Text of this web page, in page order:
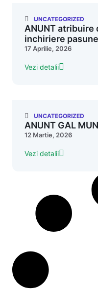
UNCATEGORIZED
ANUNT
inchiriere pasune
17 Aprilie, 2026
Vezi detalii
UNCATEGORIZED
ANUNT GAL
12 Martie, 2026
Vezi detalii